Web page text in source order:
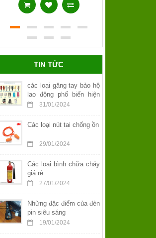
TIN TỨC
các loại găng tay bảo hộ
lao động phổ biến hiện
nay
31/01/2024
Các loại nút tai chống ồn
29/01/2024
Các loại bình chữa cháy
giá rẻ
27/01/2024
Những đặc điểm của đèn
pin siêu sáng
19/01/2024